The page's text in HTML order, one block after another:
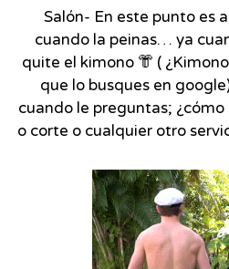
Salón- En este punto es
cuando la peinas… ya
quite el kimono 👘 (
que lo busques en
cuando le preguntas;
o corte o cualquier otro